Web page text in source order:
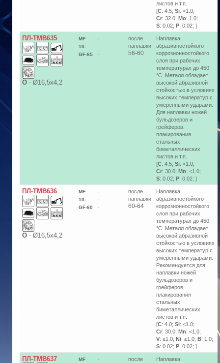
листов и т.п.
[C: 4.5; Si: <1.0;
Cr: 32.0; Mo: 1.0;
S: 0.02; P: 0.02; ]
ПЛ-ТМВ635
О - Ø16,5х4,2
MF
10-
GF-65
-
-
-
после
наплавки
56-60
Наплавка
абразивностойкого
коррозионностойкого
слоя при рабочих
температурах до 450
°С. Металл обладает
высокой абразивной
стойкостью в условиях
высоких температур с
умеренными ударами.
Для наплавки ножей
бульдозеров и
грейферов.
плакирования
стальных
биметаллических
листов и т.п.
[C: 4.5; Si: <1.0;
Cr: 30.0; Mn: <1.0;
S: 0.02; P: 0.02; ]
ПЛ-ТМВ636
О - Ø16,5х4,2
MF
10-
GF-60
-
-
-
после
наплавки
60-64
Наплавка
абразивностойкого
коррозионностойкого
слоя при рабочих
температурах до 450
°С. Металл обладает
высокой абразивной
стойкостью в условиях
высоких температур с
умеренными ударами.
Рекомендуется для
наплавки ножей
бульдозеров и
грейферов,
плакирования
стальных
биметаллических
листов и т.п.
[C: 4.0; Si: <1.0;
Cr: 30.0; Mn: <1.0;
V: ≤1.0; Ni: ≤1.0; B: 1.0;
S: 0.02; P: 0.02; ]
ПЛ-ТМВ637
MF
-
после
Наплавка